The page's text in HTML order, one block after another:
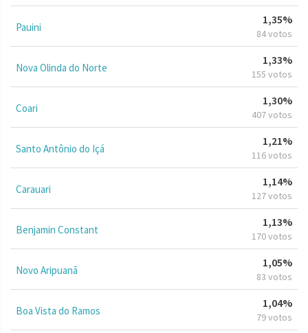
Pauini
1,35%
84 votos
Nova Olinda do Norte
1,33%
155 votos
Coari
1,30%
407 votos
Santo Antônio do Içá
1,21%
116 votos
Carauari
1,14%
127 votos
Benjamin Constant
1,13%
170 votos
Novo Aripuanã
1,05%
83 votos
Boa Vista do Ramos
1,04%
79 votos